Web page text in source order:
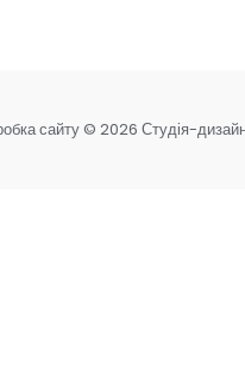
сайту © 2026 Студія-